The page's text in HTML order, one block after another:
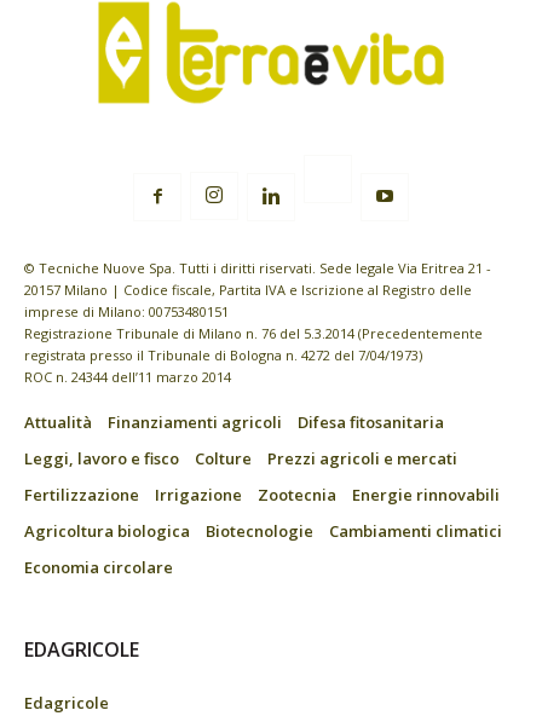
© Tecniche Nuove Spa. Tutti i diritti riservati. Sede legale Via Eritrea 21 -
20157 Milano | Codice fiscale, Partita IVA e Iscrizione al Registro delle
imprese di Milano: 00753480151
Registrazione Tribunale di Milano n. 76 del 5.3.2014 (Precedentemente
registrata presso il Tribunale di Bologna n. 4272 del 7/04/1973)
ROC n. 24344 dell’11 marzo 2014
Attualità Finanziamenti agricoli
Difesa fitosanitaria
Leggi, lavoro e fisco
Colture
Prezzi agricoli e mercati
Fertilizzazione
Irrigazione Zootecnia
Energie rinnovabili
Agricoltura biologica
Biotecnologie
Cambiamenti climatici
Economia circolare
EDAGRICOLE
Edagricole